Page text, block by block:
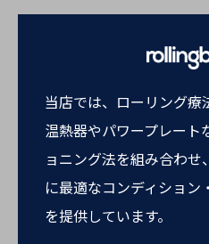
当店では、ローリング療
温熱器やパワープレート
ョニング法を組み合わせ
に最適なコンディション
を提供しています。